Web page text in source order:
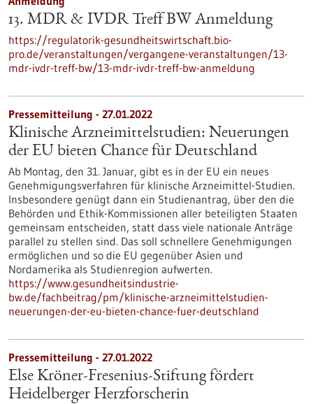
13. MDR & IVDR Treff BW Anmeldung
https://regulatorik-gesundheitswirtschaft.bio-
pro.de/veranstaltungen/vergangene-veranstaltungen/13-
mdr-ivdr-treff-bw/13-mdr-ivdr-treff-bw-anmeldung
Pressemitteilung - 27.01.2022
Klinische Arzneimittelstudien: Neuerungen
der EU bieten Chance für Deutschland
Ab Montag, den 31. Januar, gibt es in der EU ein neues
Genehmigungsverfahren für klinische Arzneimittel-Studien.
Insbesondere genügt dann ein Studienantrag, über den die
Behörden und Ethik-Kommissionen aller beteiligten Staaten
gemeinsam entscheiden, statt dass viele nationale Anträge
parallel zu stellen sind. Das soll schnellere Genehmigungen
ermöglichen und so die EU gegenüber Asien und
Nordamerika als Studienregion aufwerten.
https://www.gesundheitsindustrie-
bw.de/fachbeitrag/pm/klinische-arzneimittelstudien-
neuerungen-der-eu-bieten-chance-fuer-deutschland
Pressemitteilung - 27.01.2022
Else Kröner-Fresenius-Stiftung fördert
Heidelberger Herzforscherin